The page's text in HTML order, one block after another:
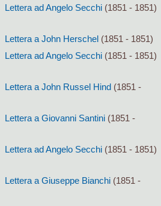
Lettera ad Angelo Secchi (1851 - 1851)
Lettera a John Herschel (1851 - 1851)
Lettera ad Angelo Secchi (1851 - 1851)
Lettera a John Russel Hind (1851 -
Lettera a Giovanni Santini (1851 -
Lettera ad Angelo Secchi (1851 - 1851)
Lettera a Giuseppe Bianchi (1851 -